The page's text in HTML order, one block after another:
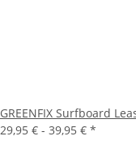
GREENFIX Surfboard
29,95 € - 39,95 € *